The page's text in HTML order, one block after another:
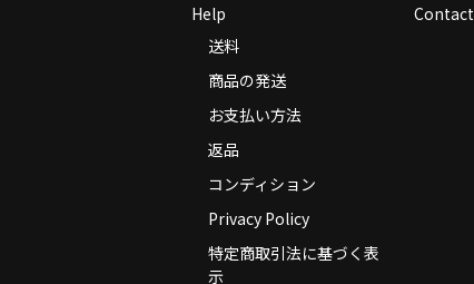
Help
送料
商品の発送
お支払い方法
返品
コンディション
Privacy Policy
特定商取引法に基づく表
示
Contact